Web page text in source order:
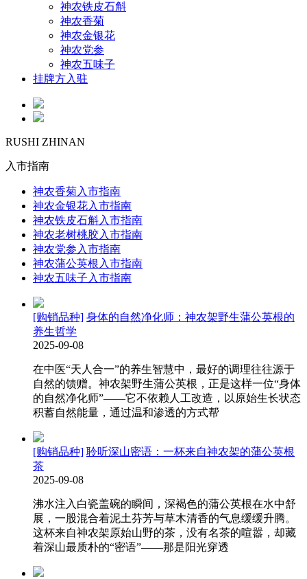
神农铁皮石斛
神农香菊
神农金银花
神农党参
神农五味子
挂牌方入驻
RUSHI ZHINAN
入市指南
神农香菊入市指南
神农金银花入市指南
神农铁皮石斛入市指南
神农老树桃胶入市指南
神农党参入市指南
神农蒲公英根入市指南
神农五味子入市指南
[购销品种] 身体的自然净化师：神农架野生蒲公英根的
养生哲学
2025-09-08
在中医“天人合一”的养生智慧中，最好的调理往往源于
自然的馈赠。神农架野生蒲公英根，正是这样一位“身体
的自然净化师”——它不依赖人工改造，以原始生长状态
积蓄自然能量，通过温和渗透的方式帮
[购销品种] 聆听深山密语：一杯来自神农架的蒲公英根
茶
2025-09-08
沸水注入白瓷盖碗的瞬间，深褐色的蒲公英根在水中舒
展，一股混合着泥土芬芳与草木清香的气息缓缓升腾。
这杯来自神农架原始山野的茶，没有名茶的喧嚣，却藏
着深山最质朴的“密语”——那是阳光穿透